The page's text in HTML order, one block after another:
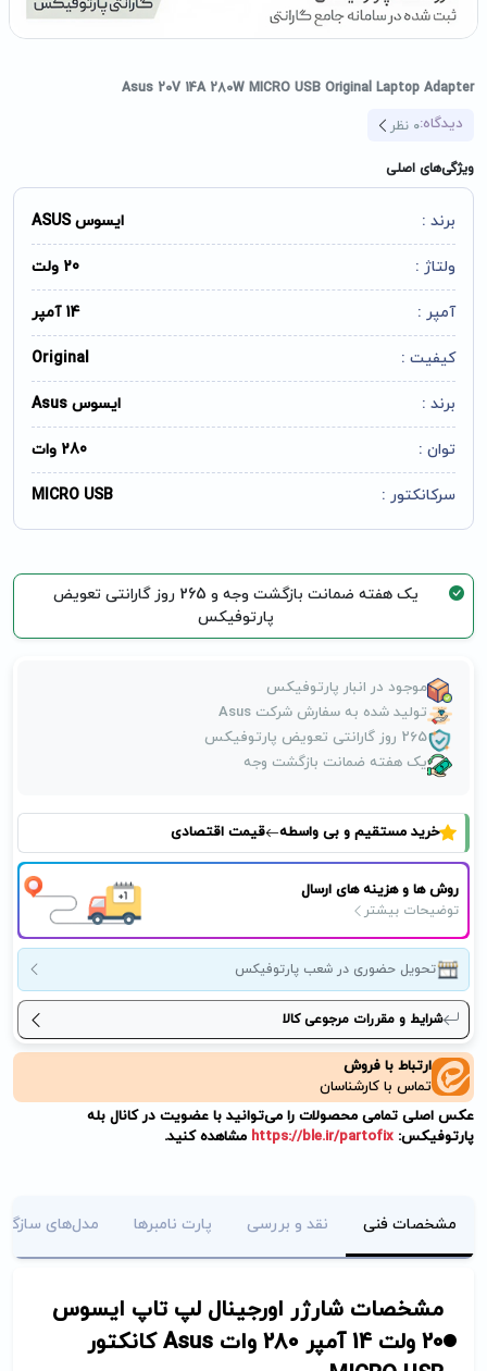
Asus 20V 14A 280W MICRO USB Original Laptop Adapter
دیدگاه:0 نظر
ویژگی‌های اصلی
برند : ایسوس ASUS
ولتاژ : 20 ولت
آمپر : 14 آمپر
کیفیت : Original
برند : ایسوس Asus
توان : 280 وات
سرکانکتور : MICRO USB
یک هفته ضمانت بازگشت وجه و 265 روز گارانتی تعویض
پارتوفیکس
موجود در انبار پارتوفیکس
تولید شده به سفارش شرکت Asus
265 روز گارانتی تعویض پارتوفیکس
یک هفته ضمانت بازگشت وجه
خرید مستقیم و بی واسطه قیمت اقتصادی
روش ها و هزینه های ارسال
توضیحات بیشتر
تحویل حضوری در شعب پارتوفیکس
شرایط و مقررات مرجوعی کالا
ارتباط با فروش
تماس با کارشناسان
عکس اصلی تمامی محصولات را می‌توانید با عضویت در کانال بله
پارتوفیکس: https://ble.ir/partofix مشاهده کنید.
مشخصات فنی نقد و بررسی پارت نامبرها مدل‌های سازگار
مشخصات شارژر اورجینال لپ تاپ ایسوس
20 ولت 14 آمپر 280 وات Asus کانکتور